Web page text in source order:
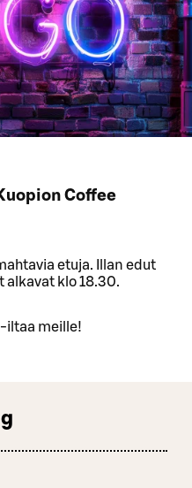
Coffee
etuja. Illan edut
alkavat klo 18.30.
iltaa meille!